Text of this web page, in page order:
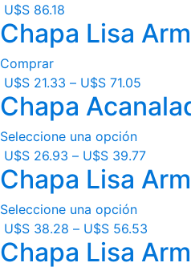
U$S 86.18
Chapa Lisa
Comprar
U$S 21.33 – U$S 71.05
Chapa
Seleccione una opción
U$S 26.93 – U$S 39.77
Chapa Lisa
Seleccione una opción
U$S 38.28 – U$S 56.53
Chapa Lisa